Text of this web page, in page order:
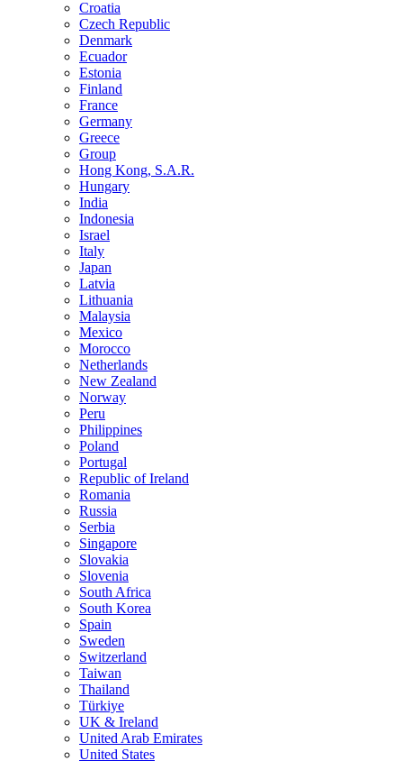
Croatia
Czech Republic
Denmark
Ecuador
Estonia
Finland
France
Germany
Greece
Group
Hong Kong, S.A.R.
Hungary
India
Indonesia
Israel
Italy
Japan
Latvia
Lithuania
Malaysia
Mexico
Morocco
Netherlands
New Zealand
Norway
Peru
Philippines
Poland
Portugal
Republic of Ireland
Romania
Russia
Serbia
Singapore
Slovakia
Slovenia
South Africa
South Korea
Spain
Sweden
Switzerland
Taiwan
Thailand
Türkiye
UK & Ireland
United Arab Emirates
United States